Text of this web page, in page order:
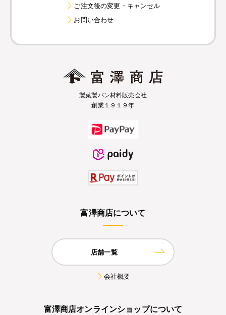
ご注文後の変更・キャンセル
お問い合わせ
製菓製パン材料販売会社
創業１９１９年
富澤商店について
店舗一覧
会社概要
富澤商店オンラインショップについて